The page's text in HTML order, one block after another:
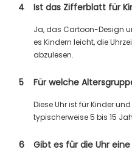
4 Ist das Zifferblatt für
Ja, das Cartoon-Design
es Kindern leicht, die
abzulesen.
5 Für welche
Diese Uhr ist für Kinder
typischerweise 5 bis 15
6 Gibt es für die Uhr